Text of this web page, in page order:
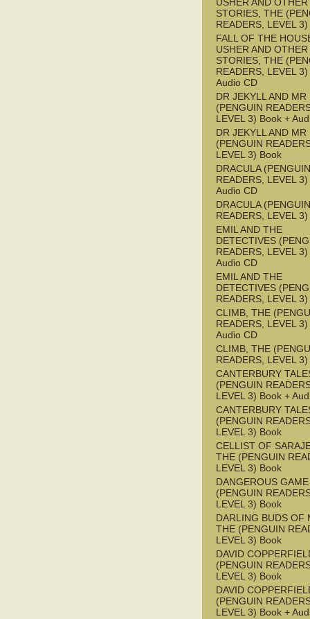
STORIES, THE
READERS, LEVEL
FALL OF THE
USHER AND OTHER
STORIES, THE
READERS, LEVEL
Audio CD
DR JEKYLL AND MR
(PENGUIN
LEVEL 3) Book +
DR JEKYLL AND MR
(PENGUIN
LEVEL 3) Book
DRACULA (PENGUIN
READERS, LEVEL
Audio CD
DRACULA (PENGUIN
READERS, LEVEL
EMIL AND THE
DETECTIVES
READERS, LEVEL
Audio CD
EMIL AND THE
DETECTIVES
READERS, LEVEL
CLIMB, THE
READERS, LEVEL
Audio CD
CLIMB, THE
READERS, LEVEL
CANTERBURY
(PENGUIN
LEVEL 3) Book +
CANTERBURY
(PENGUIN
LEVEL 3) Book
CELLIST OF
THE (PENGUIN
LEVEL 3) Book
DANGEROUS GAME
(PENGUIN
LEVEL 3) Book
DARLING BUDS OF
THE (PENGUIN
LEVEL 3) Book
DAVID
(PENGUIN
LEVEL 3) Book
DAVID
(PENGUIN
LEVEL 3) Book +